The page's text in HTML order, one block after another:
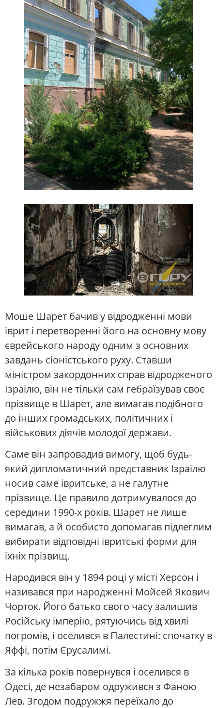
Моше Шарет бачив у відродженні мови
іврит і перетворенні його на основну мову
єврейського народу одним з основних
завдань сіоністського руху. Ставши
міністром закордонних справ відродженого
Ізраїлю, він не тільки сам гебраїзував своє
прізвище в Шарет, але вимагав подібного
до інших громадських, політичних і
військових діячів молодої держави.
Саме він запровадив вимогу, щоб будь-
який дипломатичний представник Ізраїлю
носив саме івритське, а не галутне
прізвище. Це правило дотримувалося до
середини 1990-х років. Шарет не лише
вимагав, а й особисто допомагав підлеглим
вибирати відповідні івритські форми для
їхніх прізвищ.
Народився він у 1894 році у місті Херсон і
називався при народженні Мойсей Якович
Чорток. Його батько свого часу залишив
Російську імперію, рятуючись від хвилі
погромів, і оселився в Палестині: спочатку в
Яффі, потім Єрусалимі.
За кілька років повернувся і оселився в
Одесі, де незабаром одружився з Фаною
Лев. Згодом подружжя переїхало до